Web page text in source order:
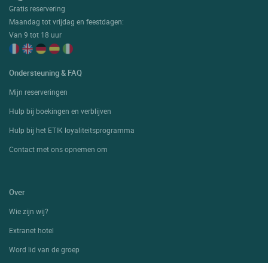
Gratis reservering
Maandag tot vrijdag en feestdagen:
Van 9 tot 18 uur
Ondersteuning & FAQ
Mijn reserveringen
Hulp bij boekingen en verblijven
Hulp bij het ETIK loyaliteitsprogramma
Contact met ons opnemen om
Over
Wie zijn wij?
Extranet hotel
Word lid van de groep